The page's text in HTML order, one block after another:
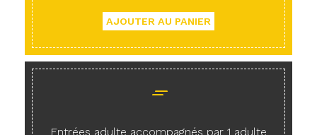
Entrées adulte accompagnés par 1 adulte